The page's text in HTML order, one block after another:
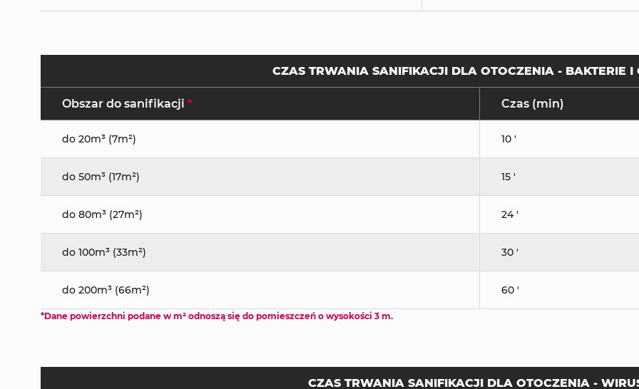
*Dane powierzchni podane w m² odnoszą się do pomieszczeń o wysokości 3 m.
CZAS TRWANIA SANIFIKACJI DLA OTOCZENIA - BAKTERIE I
Obszar do sanifikacji * Czas (min)
do 20m³ (7m²) 10 '
do 50m³ (17m²) 15 '
do 80m³ (27m²) 24 '
do 100m³ (33m²) 30 '
do 200m³ (66m²) 60 '
CZAS TRWANIA SANIFIKACJI DLA OTOCZENIA -